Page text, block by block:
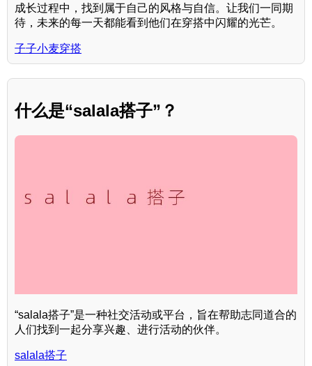
成长过程中，找到属于自己的风格与自信。让我们一同期
待，未来的每一天都能看到他们在穿搭中闪耀的光芒。
子子小麦穿搭
什么是“salala搭子”？
“salala搭子”是一种社交活动或平台，旨在帮助志同道合的
人们找到一起分享兴趣、进行活动的伙伴。
salala搭子